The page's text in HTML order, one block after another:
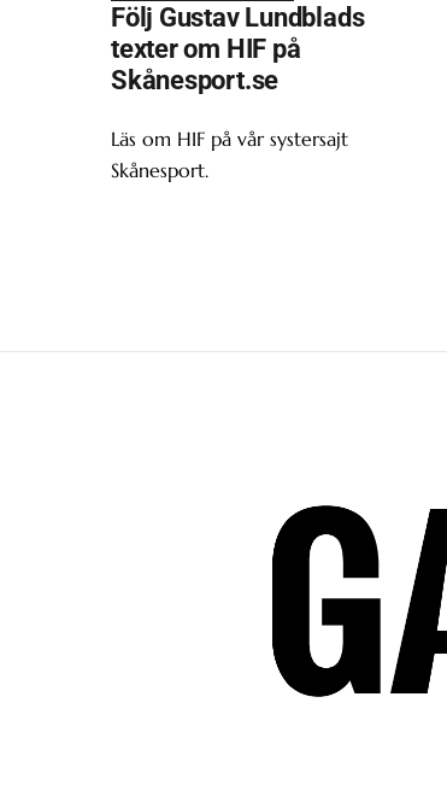
Följ Gustav Lundblads
texter om HIF på
Skånesport.se
Läs om HIF på vår systersajt
Skånesport.